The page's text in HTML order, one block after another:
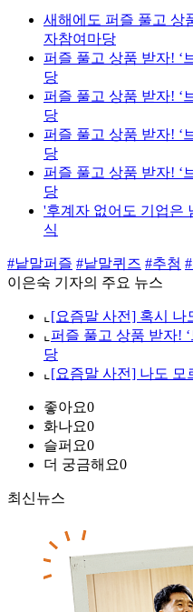
새해에도 퍼즐 풀고 상
자참여마당
퍼즐 풀고 상품 받자! ‘
당
퍼즐 풀고 상품 받자! ‘
당
퍼즐 풀고 상품 받자! ‘
당
퍼즐 풀고 상품 받자! ‘
당
'후계자 없어도 기업은
식
#낱말퍼즐 #낱말퀴즈 #추첨
이은숙 기자의 주요 뉴스
⌞ [요즘말 사전] 혹시 나
⌞ 퍼즐 풀고 상품 받자!
당
⌞ [요즘말 사전] 나도 모
좋아요0
화나요0
슬퍼요0
더 궁금해요0
최신뉴스